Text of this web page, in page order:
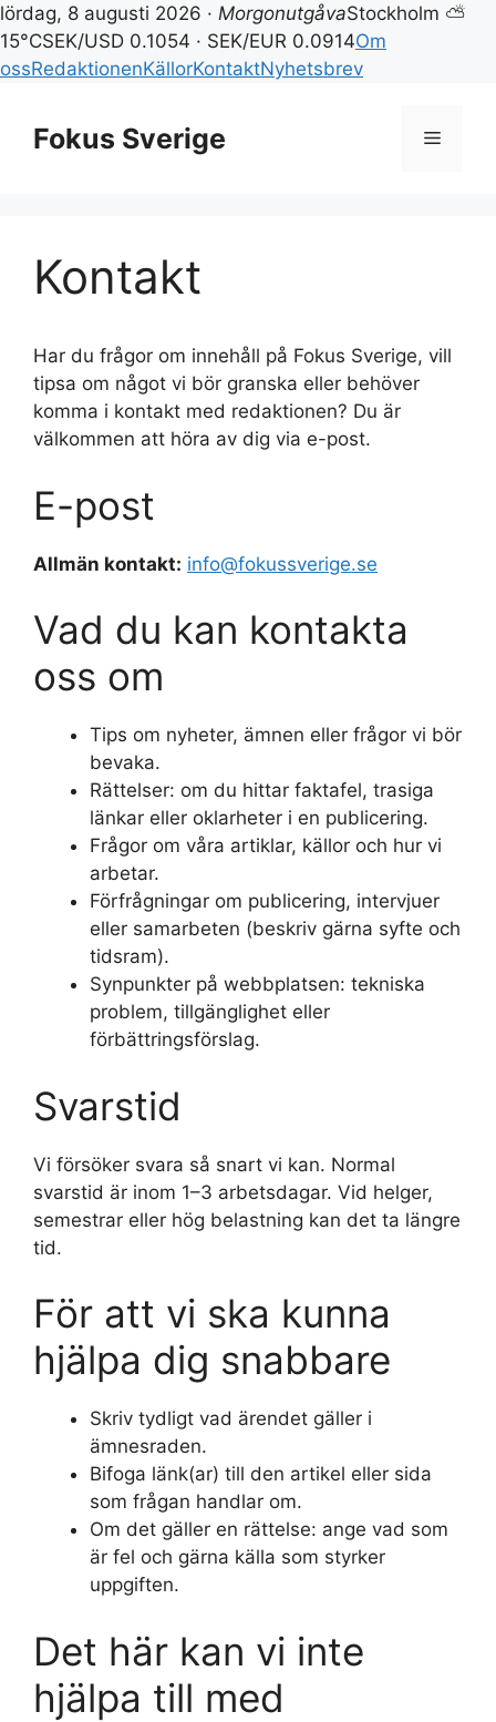
lördag, 8 augusti 2026 · MorgonutgåvaStockholm ⛅
15°CSEK/USD 0.1054 · SEK/EUR 0.0914Om
ossRedaktionenKällorKontaktNyhetsbrev
innehållFokus Sverige Meny
Kontakt
Har du frågor om innehåll på Fokus Sverige, vill
tipsa om något vi bör granska eller behöver
komma i kontakt med redaktionen? Du är
välkommen att höra av dig via e-post.
E-post
Allmän kontakt: info@fokussverige.se
Vad du kan kontakta
oss om
Tips om nyheter, ämnen eller frågor vi bör
bevaka.
Rättelser: om du hittar faktafel, trasiga
länkar eller oklarheter i en publicering.
Frågor om våra artiklar, källor och hur vi
arbetar.
Förfrågningar om publicering, intervjuer
eller samarbeten (beskriv gärna syfte och
tidsram).
Synpunkter på webbplatsen: tekniska
problem, tillgänglighet eller
förbättringsförslag.
Svarstid
Vi försöker svara så snart vi kan. Normal
svarstid är inom 1–3 arbetsdagar. Vid helger,
semestrar eller hög belastning kan det ta längre
tid.
För att vi ska kunna
hjälpa dig snabbare
Skriv tydligt vad ärendet gäller i
ämnesraden.
Bifoga länk(ar) till den artikel eller sida
som frågan handlar om.
Om det gäller en rättelse: ange vad som
är fel och gärna källa som styrker
uppgiften.
Det här kan vi inte
hjälpa till med